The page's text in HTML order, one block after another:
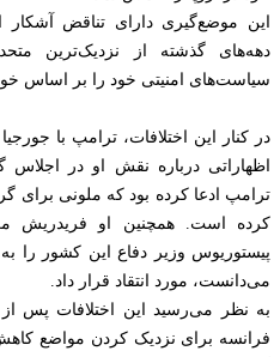
این موضع‌گیری دارای تناقض
دهه‌های گذشته از نزدیک‌ترین
سیاست‌های امنیتی خود را بر اساس
در کنار این اختلافات، ترامپ با
اظهاراتی درباره نقش او در
ترامپ ادعا کرده بود که ملونی برای
کرده است. همچنین او فریدریش
پیستوریوس وزیر دفاع این کشور را
می‌دانست، مورد انتقاد قرار داد.
به نظر می‌رسید این اختلافات پس
فرانسه برای نزدیک کردن مواضع